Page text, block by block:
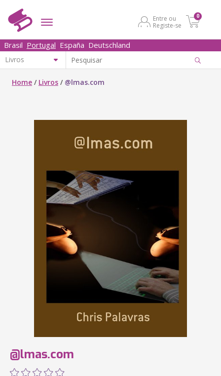
Entre ou
Registe-se
0
Brasil Portugal España Deutschland
Home / Livros / @lmas.com
@lmas.com